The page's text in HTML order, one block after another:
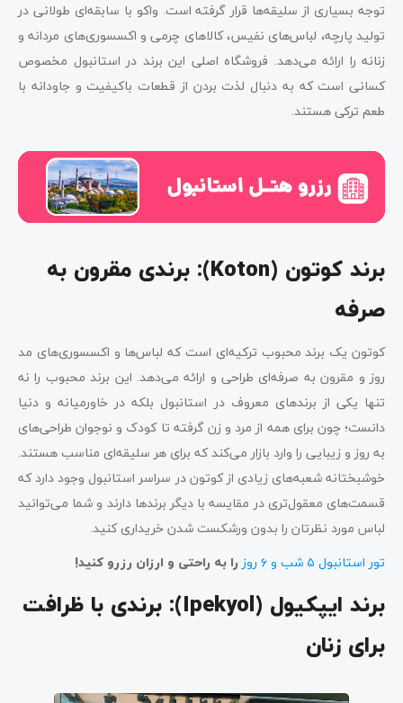
توجه بسیاری از سلیقه‌ها قرار گرفته است. واکو با سابقه‌ای طولانی در
تولید پارچه، لباس‌های نفیس، کالاهای چرمی و اکسسوری‌های مردانه و
زنانه را ارائه می‌دهد. فروشگاه اصلی این برند در استانبول مخصوص
کسانی است که به دنبال لذت بردن از قطعات باکیفیت و جاودانه با
طعم ترکی هستند.
برند کوتون (Koton
): برندی مقرون به
صرفه
کوتون یک برند محبوب ترکیه‌ای است که لباس‌ها و اکسسوری‌های مد
روز و مقرون به صرفه‌ای طراحی و ارائه می‌دهد. این برند محبوب را نه
تنها یکی از برندهای معروف در استانبول بلکه در خاورمیانه و دنیا
دانست؛ چون برای همه از مرد و زن گرفته تا کودک و نوجوان طراحی‌های
به روز و زیبایی را وارد بازار می‌کند که برای هر سلیقه‌ای مناسب هستند.
خوشبختانه شعبه‌های زیادی از کوتون در سراسر استانبول وجود دارد که
قسمت‌های معقو‌ل‌تری در مقایسه با دیگر برندها دارند و شما می‌توانید
لباس مورد نظرتان را بدون ورشکست شدن خریداری کنید.
تور استانبول ۵ شب و ۶ روز
را به راحتی و ارزان رزرو کنید!
برند ایپکیول (Ipekyol): برندی با ظرافت
برای زنان